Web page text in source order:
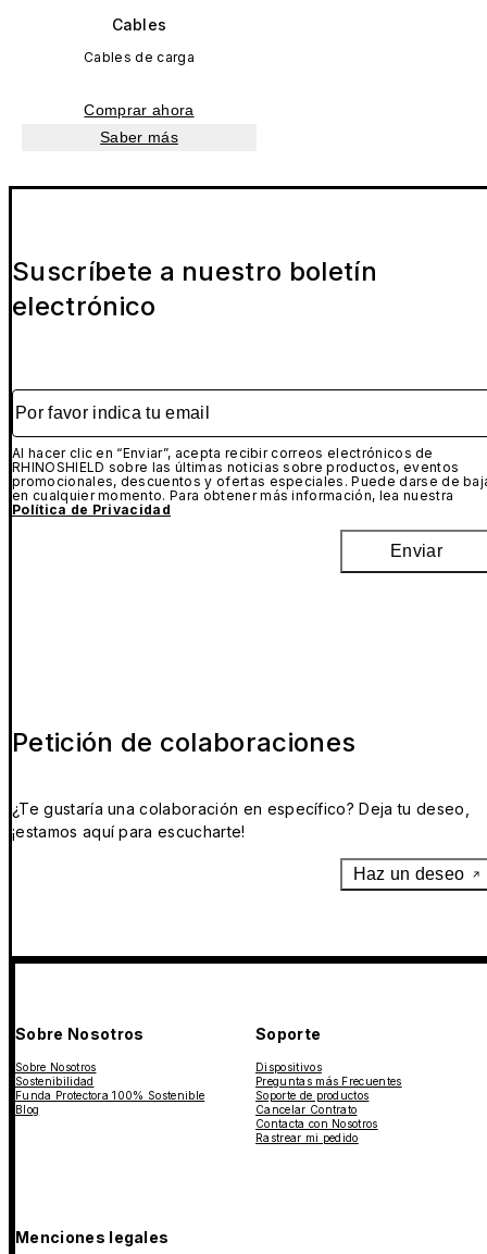
Cables
Cables de carga
Comprar ahora
Saber más
Suscríbete a nuestro boletín
electrónico
Por favor indica tu email
Al hacer clic en “Enviar”, acepta recibir correos electrónicos de
RHINOSHIELD sobre las últimas noticias sobre productos, eventos
promocionales, descuentos y ofertas especiales. Puede darse de
en cualquier momento. Para obtener más información, lea nuestra
Política de Privacidad
Enviar
Petición de colaboraciones
¿Te gustaría una colaboración en específico? Deja tu deseo,
¡estamos aquí para escucharte!
Haz un deseo
Sobre Nosotros
Sobre Nosotros
Sostenibilidad
Funda Protectora 100% Sostenible
Blog
Soporte
Dispositivos
Preguntas más Frecuentes
Soporte de productos
Cancelar Contrato
Contacta con Nosotros
Rastrear mi pedido
Menciones legales